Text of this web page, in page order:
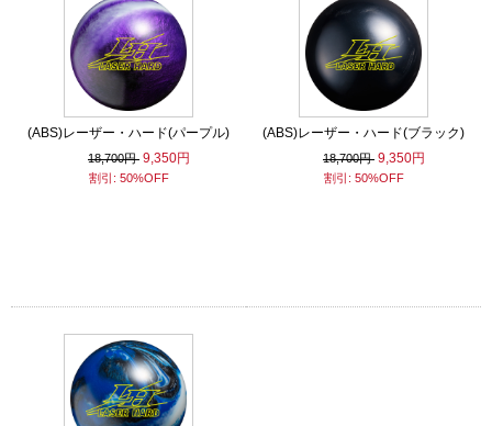
(ABS)レーザー・ハード(パープル)
18,700円 9,350円
割引: 50%OFF
(ABS)レーザー・ハード(ブラック)
18,700円 9,350円
割引: 50%OFF